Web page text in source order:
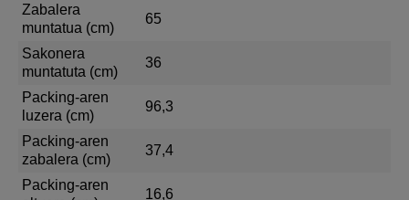
Zabalera
muntatua (cm)
65
Sakonera
muntatuta (cm)
36
Packing-aren
luzera (cm)
96,3
Packing-aren
zabalera (cm)
37,4
Packing-aren
16,6